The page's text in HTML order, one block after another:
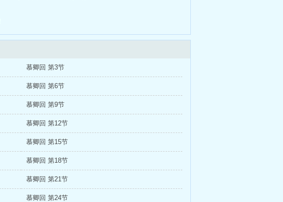
慕卿回 第3节
慕卿回 第6节
慕卿回 第9节
慕卿回 第12节
慕卿回 第15节
慕卿回 第18节
慕卿回 第21节
慕卿回 第24节